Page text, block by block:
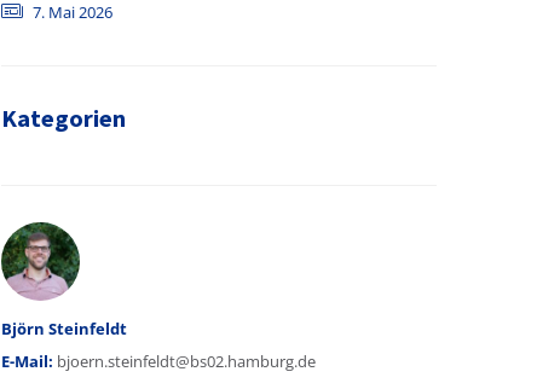
7. Mai 2026
Kategorien
Autor
Björn Steinfeldt
E-Mail: bjoern.steinfeldt@bs02.hamburg.de